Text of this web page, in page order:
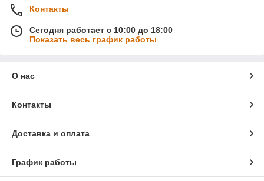
Контакты
Сегодня работает с 10:00 до 18:00
Показать весь график работы
О нас
Контакты
Доставка и оплата
График работы